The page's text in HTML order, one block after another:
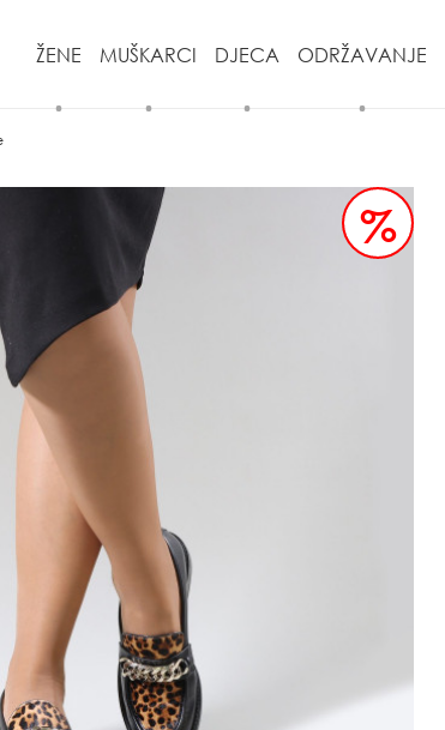
ŽENE MUŠKARCI DJECA ODRŽAVANJE
%